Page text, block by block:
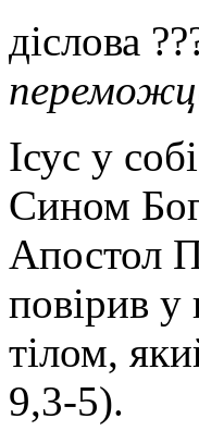
діслова
Ісус у
Сином
Апостол
повірив у
тілом,
9,3-5).